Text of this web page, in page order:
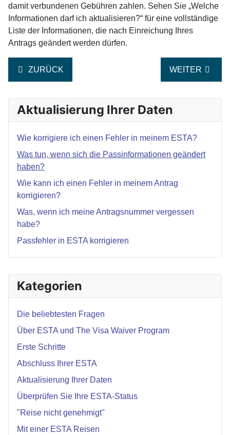
Kategorien
Die beliebtesten Fragen
Über ESTA und The Visa Waiver Program
Erste Schritte
Abschluss Ihrer ESTA
Aktualisierung Ihrer Daten
Überprüfen Sie Ihre ESTA-Status
"Reise nicht genehmigt"
Mit einer ESTA Reisen
damit verbundenen Gebühren zahlen. Sehen Sie „Welche
Informationen darf ich aktualisieren?“ für eine vollständige
Liste der Informationen, die nach Einreichung Ihres
Antrags geändert werden dürfen.
VORHERIGER BEITRAG: WELCHE INFORMATIONEN
ZURÜCK NÄCHSTER
WEITER
Aktualisierung Ihrer Daten
Wie korrigiere ich einen Fehler in meinem ESTA?
Was tun, wenn sich die Passinformationen geändert
haben?
Wie kann ich einen Fehler in meinem Antrag
korrigieren?
Was, wenn ich meine Antragsnummer vergessen
habe?
Passfehler in ESTA korrigieren